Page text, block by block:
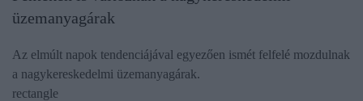
üzemanyagárak
Az elmúlt napok tendenciájával egyezően ismét felfelé mozdulnak
a nagykereskedelmi üzemanyagárak.
rectangle